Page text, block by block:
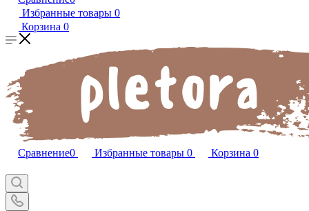
Избранные товары 0
Корзина 0
Сравнение0 Избранные товары 0 Корзина 0